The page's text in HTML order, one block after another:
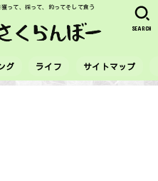
って、採って、釣ってそして食う
グ ライフ サイトマップ
SEARCH